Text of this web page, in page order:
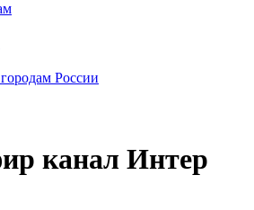
России
канал Интер